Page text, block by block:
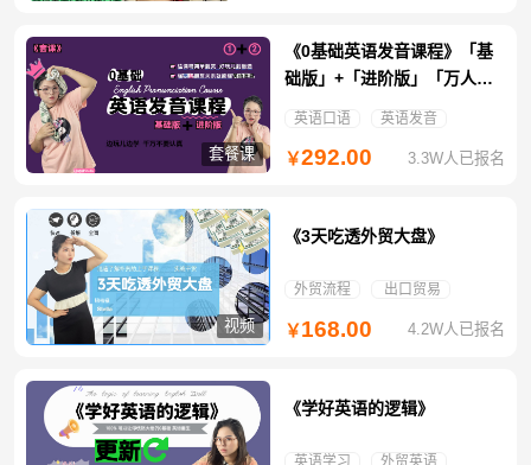
套餐课
《0基础英语发音课程》「基
础版」+「进阶版」「万人团
英语口语 英语发音
￥292.00 3.3W人已报名
视频
《3天吃透外贸大盘》
外贸流程 出口贸易
￥168.00 4.2W人已报名
《学好英语的逻辑》
英语学习 外贸英语